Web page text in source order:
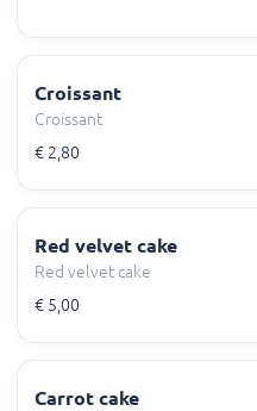
Croissant
Croissant
€ 2,80
Red velvet cake
Red velvet cake
€ 5,00
Carrot cake